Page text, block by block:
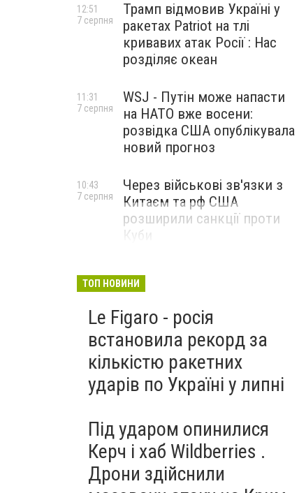
Трамп відмовив Україні у
ракетах Patriot на тлі
кривавих атак Росії : Нас
розділяє океан
12:51
7 серпня
WSJ - Путін може напасти
на НАТО вже восени:
розвідка США опублікувала
новий прогноз
11:31
7 серпня
Через військові зв'язки з
Китаєм та рф США
розширили санкції проти
Куби
10:43
7 серпня
ТОП НОВИНИ
Le Figaro - росія
встановила рекорд за
кількістю ракетних
ударів по Україні у липні
Під ударом опинилися
Керч і хаб Wildberries .
Дрони здійснили